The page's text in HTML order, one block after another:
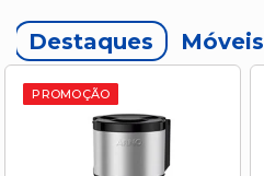
Destaques Móveis
PROMOÇÃO